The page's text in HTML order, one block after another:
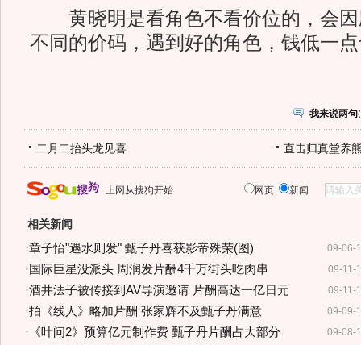
黄晓明是看角色不看价位的，会因
不同的价码，遇到好的角色，钱低一
我来说两句(
二月二抬头龙见喜 直击归真堂养
上网从搜狗开始 网页 新闻
相关新闻
09-06-
·章子怡"遇水则发" 甄子丹喜获影帝殊荣(图)
09-11-
· 国际巨星没派头 周润发片酬4千万街头吃肉串
09-11-
·酒井法子被传接到AV导演邀请 片酬高达一亿日元
09-09-
·拍《线人》略加片酬 张家辉不及甄子丹满意
09-08-
· 《叶问2》预算亿元制作费 甄子丹片酬占大部分